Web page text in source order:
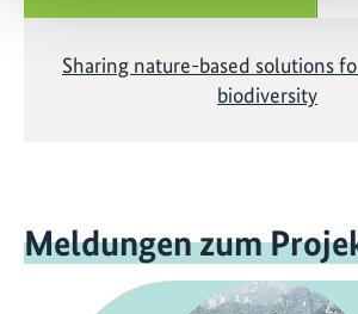
Sharing nature-based solutions
biodiversity
Meldungen zum